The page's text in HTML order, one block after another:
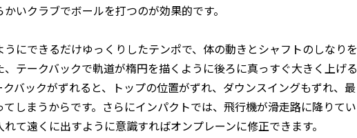
いクラブでボールを打つのが効果的です。
にできるだけゆっくりしたテンポで、体の動きとシャフトのしなりを
テークバックで軌道が楕円を描くように後ろに真っすぐ大きく上げる
バックがずれると、トップの位置がずれ、ダウンスイングもずれ、最
しまうからです。さらにインパクトでは、飛行機が滑走路に降りてい
て遠くに出すように意識すればオンプレーンに修正できます。